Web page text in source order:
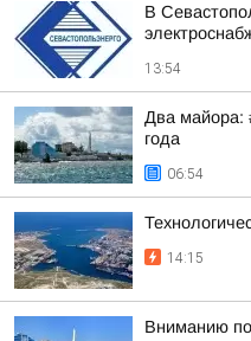
В
13:54
Два майора:
года
06:54
14:15
Вниманию